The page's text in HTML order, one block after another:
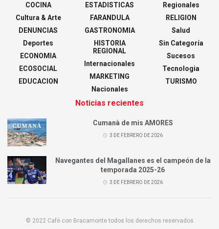
COCINA
Cultura & Arte
DENUNCIAS
Deportes
ECONOMIA
ECOSOCIAL
EDUCACION
ESTADISTICAS
FARANDULA
GASTRONOMIA
HISTORIA
REGIONAL
Internacionales
MARKETING
Nacionales
Regionales
RELIGION
Salud
Sin Categoría
Sucesos
Tecnologia
TURISMO
Noticias recientes
Cumanà de mis AMORES
3 DE FEBRERO DE 2026
Navegantes del Magallanes es el campeón de la
temporada 2025-26
3 DE FEBRERO DE 2026
© 2022 Café con Bracamonte todos los derechos reservados